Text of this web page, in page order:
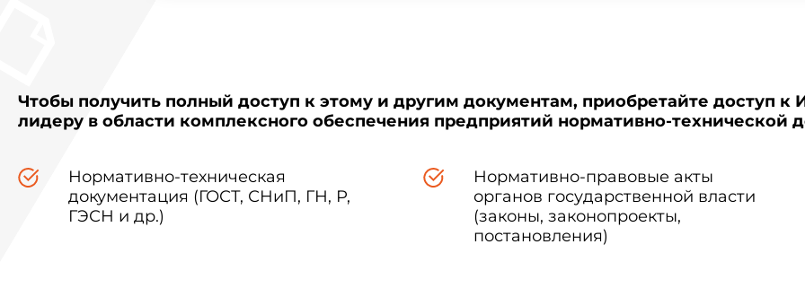
Чтобы получить полный доступ к этому и другим документам, приобретайте доступ к
лидеру в области комплексного обеспечения предприятий нормативно-технической
Нормативно-техническая
документация (ГОСТ, СНиП, ГН, Р,
ГЭСН и др.)
Нормативно-правовые акты
органов государственной власти
(законы, законопроекты,
постановления)